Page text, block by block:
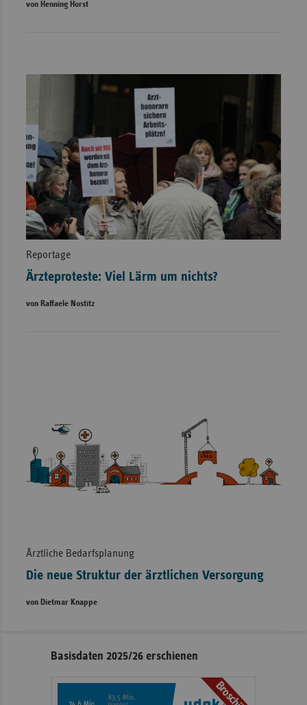
von Henning Horst
Reportage
Ärzteproteste: Viel Lärm um nichts?
von Raffaele Nostitz
Ärztliche Bedarfsplanung
Die neue Struktur der ärztlichen Versorgung
von Dietmar Knappe
Seitennavigation
SeitenleisteBasisdaten 2025/26 erschienen